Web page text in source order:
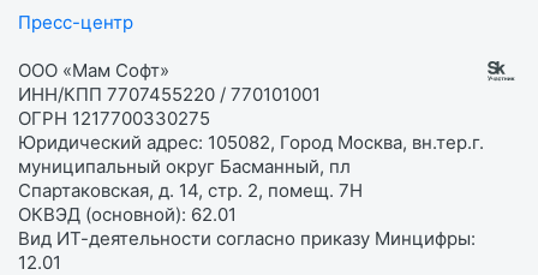
Пресс-центр
ООО «Мам Софт»
ИНН/КПП 7707455220 / 770101001
ОГРН 1217700330275
Юридический адрес: 105082, Город Москва, вн.тер.г.
муниципальный округ Басманный, пл
Спартаковская, д. 14, стр. 2, помещ. 7Н
ОКВЭД (основной): 62.01
Вид ИТ-деятельности согласно приказу Минцифры:
12.01